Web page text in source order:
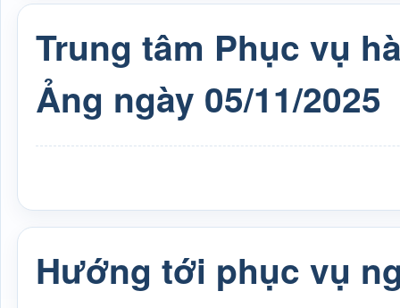
Trung tâm Phục vụ
Ảng ngày 05/11/2025
Hướng tới phục vụ